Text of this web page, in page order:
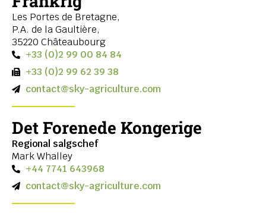
Les Portes de Bretagne,
P.A. de la Gaultière,
35220 Châteaubourg
+33 (0)2 99 00 84 84
+33 (0)2 99 62 39 38
contact@sky-agriculture.com
Det Forenede Kongerige
Regional salgschef
Mark Whalley
+44 7741 643968
contact@sky-agriculture.com